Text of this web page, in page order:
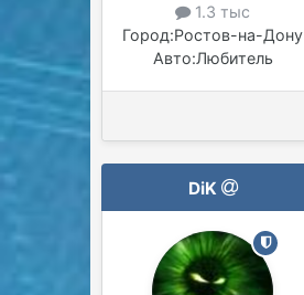
1.3 тыс
Город:Ростов-на-Дону
Авто:Любитель
DiK